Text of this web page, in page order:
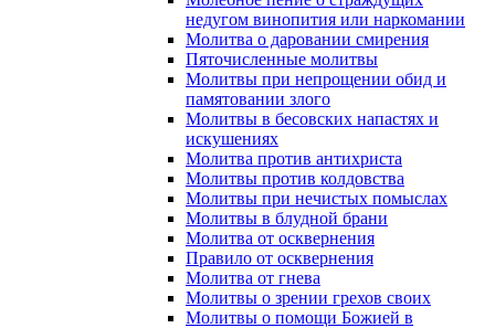
недугом винопития или наркомании
Молитва о даровании смирения
Пяточисленные молитвы
Молитвы при непрощении обид и
памятовании злого
Молитвы в бесовских напастях и
искушениях
Молитва против антихриста
Молитвы против колдовства
Молитвы при нечистых помыслах
Молитвы в блудной брани
Молитва от осквернения
Правило от осквернения
Молитва от гнева
Молитвы о зрении грехов своих
Молитвы о помощи Божией в